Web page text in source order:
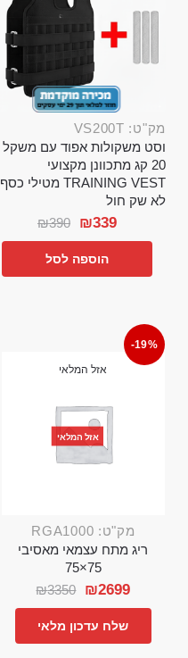
מק"ט: VS200T
וסט משקולות אפוד עם משקל
20 קג מתכוונן מקצועי
TRAINING VEST מטילי כסף
לא שק חול
₪390 ₪339
הוספה לסל
-19%
אזל המלאי
אזל המלאי
מק"ט: RGA1000
ריג מתח עצמאי מאסיבי
75×75
₪3350 ₪2699
שלח עדכון מלאי